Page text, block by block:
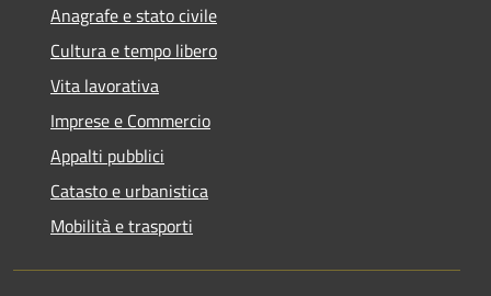
Anagrafe e stato civile
Cultura e tempo libero
Vita lavorativa
Imprese e Commercio
Appalti pubblici
Catasto e urbanistica
Mobilità e trasporti